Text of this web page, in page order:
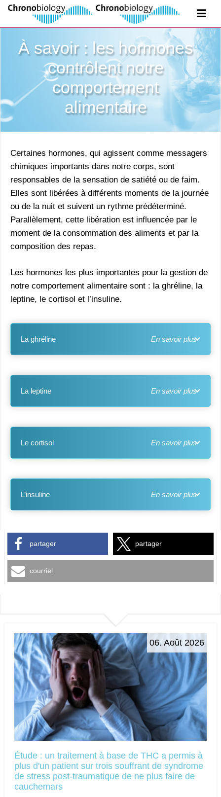
À savoir : les hormones
contrôlent notre
comportement
alimentaire
Certaines hormones, qui agissent comme messagers
chimiques importants dans notre corps, sont
responsables de la sensation de satiété ou de faim.
Elles sont libérées à différents moments de la journée
ou de la nuit et suivent un rythme prédéterminé.
Parallèlement, cette libération est influencée par le
moment de la consommation des aliments et par la
composition des repas.
Les hormones les plus importantes pour la gestion de
notre comportement alimentaire sont : la ghréline, la
leptine, le cortisol et l’insuline.
La ghréline
La leptine
Le cortisol
L’insuline
partager partager
courriel
06. Août 2026
Étude : un traitement à base de THC a permis à
plus d'un patient sur trois souffrant de syndrome
de stress post-traumatique de ne plus faire de
cauchemars